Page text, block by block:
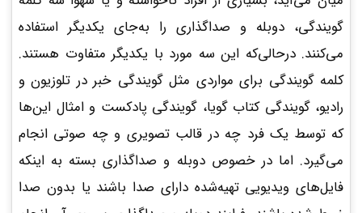
گویندگی، دوبله و صداگذاری را به‌جای یکدیگر استفاده
می‌کنند. درحالی‌که این سه مورد با یکدیگر متفاوت هستند.
کلمه گویندگی برای مواردی مثل گویندگی خبر در تلوزیون و
رادیو، گویندگی کتاب گویا، گویندگی پادکست و امثال این‌ها
که توسط یک فرد چه در قالب تصویری و چه صوتی انجام
می‌گیرد. اما در خصوص دوبله و صداگذاری بسته به اینکه
فایل‌های ویدیویی تهیه‌شده دارای صدا باشند یا بدون صدا